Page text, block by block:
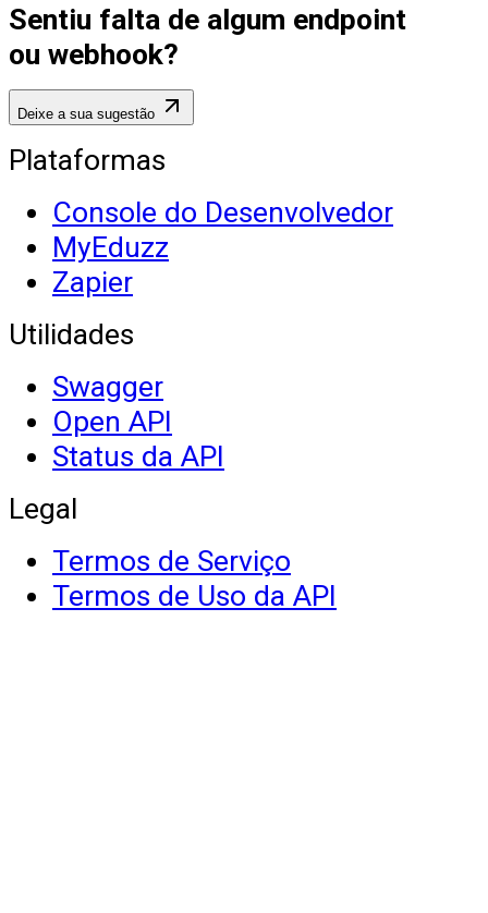
Sentiu falta de algum endpoint
ou webhook?
Deixe a sua sugestão
Plataformas
Console do Desenvolvedor
MyEduzz
Zapier
Utilidades
Swagger
Open API
Status da API
Legal
Termos de Serviço
Termos de Uso da API